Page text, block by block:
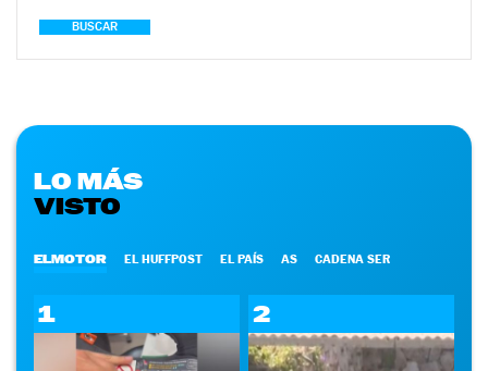
BUSCAR
LO MÁS
VISTO
ELMOTOR EL HUFFPOST EL PAÍS AS CADENA SER
1 2